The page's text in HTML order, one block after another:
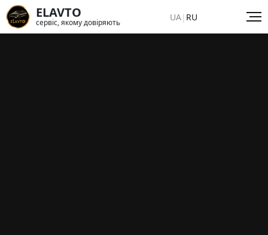
ELAVTO
сервіс, якому довіряють UA| RU